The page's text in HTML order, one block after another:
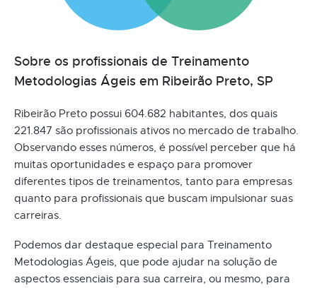
Sobre os profissionais de Treinamento
Metodologias Ágeis em Ribeirão Preto, SP
Ribeirão Preto possui 604.682 habitantes, dos quais
221.847 são profissionais ativos no mercado de trabalho.
Observando esses números, é possível perceber que há
muitas oportunidades e espaço para promover
diferentes tipos de treinamentos, tanto para empresas
quanto para profissionais que buscam impulsionar suas
carreiras.
Podemos dar destaque especial para Treinamento
Metodologias Ágeis, que pode ajudar na solução de
aspectos essenciais para sua carreira, ou mesmo, para